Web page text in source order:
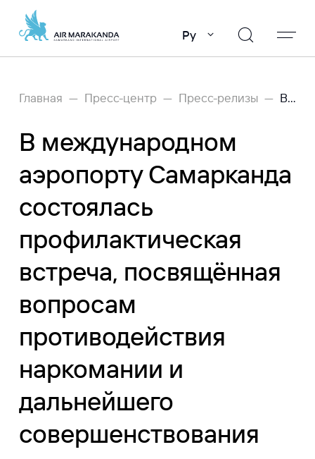
Ру
Главная Пресс-центр Пресс-релизы В международном аэропорту Самарканда состоялась профилактическая встреча, посвящённая вопросам противодействия наркомании и дальнейшего совершенствования пассажирского сервиса
В международном
аэропорту Самарканда
состоялась
профилактическая
встреча, посвящённая
вопросам
противодействия
наркомании и
дальнейшего
совершенствования